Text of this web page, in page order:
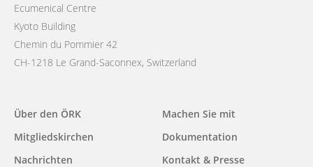
Ecumenical Centre
Kyoto Building
Chemin du Pommier 42
CH-1218 Le Grand-Saconnex, Switzerland
Main
navigation
Über den ÖRK
Mitgliedskirchen
Nachrichten
Machen Sie mit
Dokumentation
Kontakt & Presse